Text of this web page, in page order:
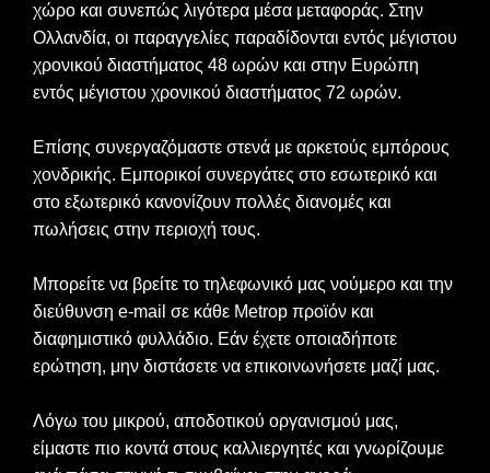
χώρο και συνεπώς λιγότερα μέσα μεταφοράς. Στην
Ολλανδία, οι παραγγελίες παραδίδονται εντός μέγιστου
χρονικού διαστήματος 48 ωρών και στην Ευρώπη
εντός μέγιστου χρονικού διαστήματος 72 ωρών.
Επίσης συνεργαζόμαστε στενά με αρκετούς εμπόρους
χονδρικής. Εμπορικοί συνεργάτες στο εσωτερικό και
στο εξωτερικό κανονίζουν πολλές διανομές και
πωλήσεις στην περιοχή τους.
Μπορείτε να βρείτε το τηλεφωνικό μας νούμερο και την
διεύθυνση e-mail σε κάθε Metrop προϊόν και
διαφημιστικό φυλλάδιο. Εάν έχετε οποιαδήποτε
ερώτηση, μην διστάσετε να επικοινωνήσετε μαζί μας.
Λόγω του μικρού, αποδοτικού οργανισμού μας,
είμαστε πιο κοντά στους καλλιεργητές και γνωρίζουμε